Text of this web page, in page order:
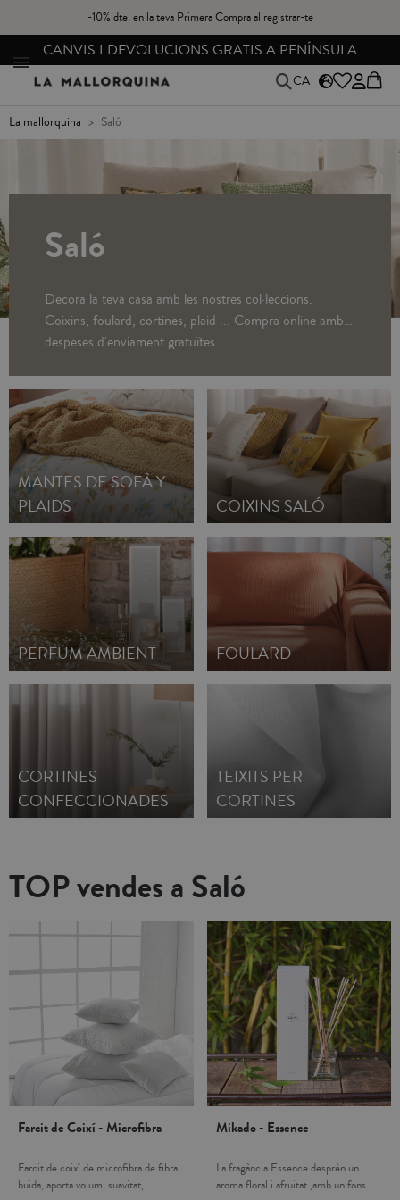
-10% dte. en la teva Primera Compra al registrar-te
ENVIAMENT GRATIS A PARTIR DE
CA
la mallorquina saló
Saló
Decora la teva casa amb les nostres col·leccions.
Coixins, foulard, cortines, plaid ... Compra online amb
despeses d'enviament gratuïtes.
MANTES DE SOFÀ Y
PLAIDS
COIXINS SALÓ
PERFUM AMBIENT FOULARD
CORTINES
CONFECCIONADES
TEIXITS PER
CORTINES
TOP vendes a Saló
Farcit de Coixí - Microfibra
Farcit de coixí de microfibra de fibra
buida, aporta volum, suavitat,
Mikado - Essence
La fragància Essence desprèn un
aroma floral i afruitat ,amb un fons